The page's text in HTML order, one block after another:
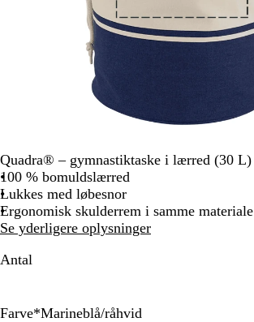
Quadra® – gymnastiktaske i lærred (30 L)
100 % bomuldslærred
Lukkes med løbesnor
Ergonomisk skulderrem i samme materiale
Se yderligere oplysninger
Antal
Farve*Marineblå/råhvid